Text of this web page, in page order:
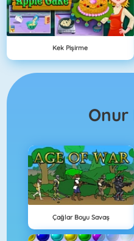
Kek Pişirme
Onur
Çağlar Boyu Savaş